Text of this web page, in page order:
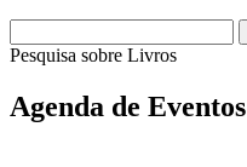
Pesquisa sobre Livr
Agenda de Eventos